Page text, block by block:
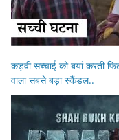
कड़वी सच्चाई को बयां करती
वाला सबसे बड़ा स्कैंडल..